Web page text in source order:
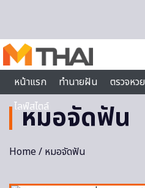
หน้าแรก
ทำนายฝัน ตรวจหวย
ไลฟ์สไตล์
หมอจัดฟัน
Home/ หมอจัดฟัน